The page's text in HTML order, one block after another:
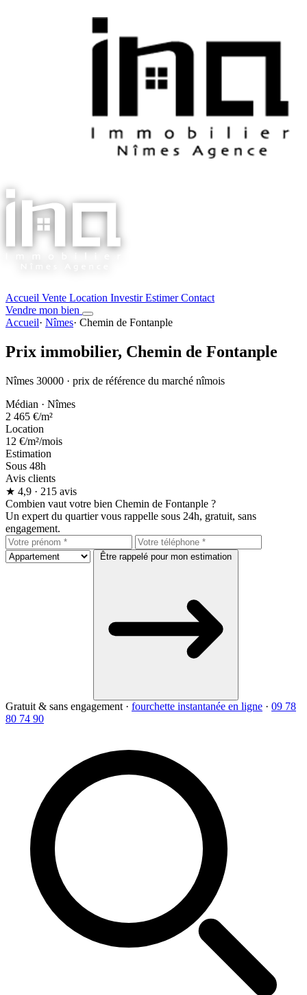
Accueil Vente Location InvestirEstimerContact
Vendre mon bien
Accueil· Nîmes· Chemin de Fontanple
Prix immobilier, Chemin de Fontanple
Nîmes 30000 · prix de référence du marché nîmois
Médian · Nîmes
2 465 €/m²
Location
12 €/m²/mois
Estimation
Sous 48h
Avis clients
★ 4,9 · 215 avis
Combien vaut votre bien Chemin de Fontanple ?
Un expert du quartier vous rappelle sous 24h, gratuit, sans
engagement.
Être rappelé pour mon estimation
Gratuit & sans engagement · fourchette instantanée en ligne · 09 78
80 74 90